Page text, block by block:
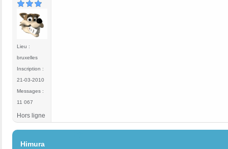
Lieu :
bruxelles
Inscription :
21-03-2010
Messages :
11 067
Hors ligne
Himura